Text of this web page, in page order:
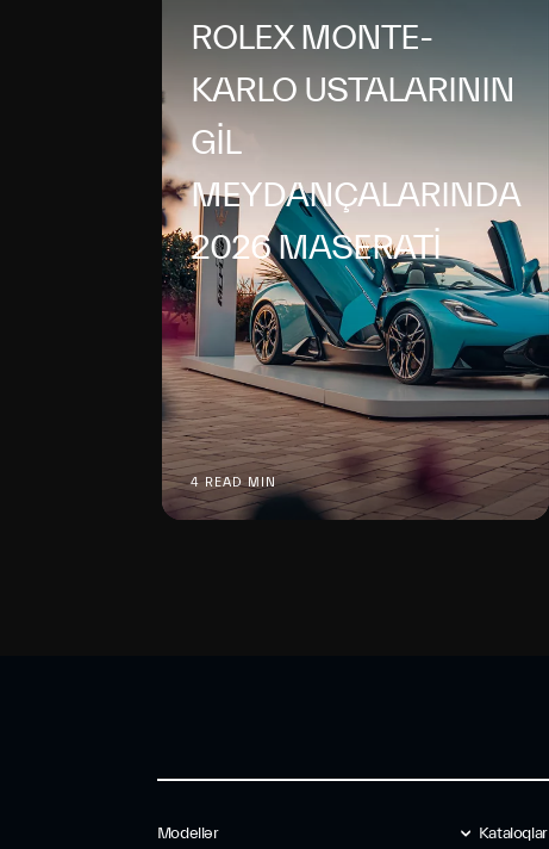
ROLEX MONTE-
KARLO USTALARININ
GİL
MEYDANÇALARINDA
2026 MASERATİ
4 READ MIN
Modellər Kataloqlar